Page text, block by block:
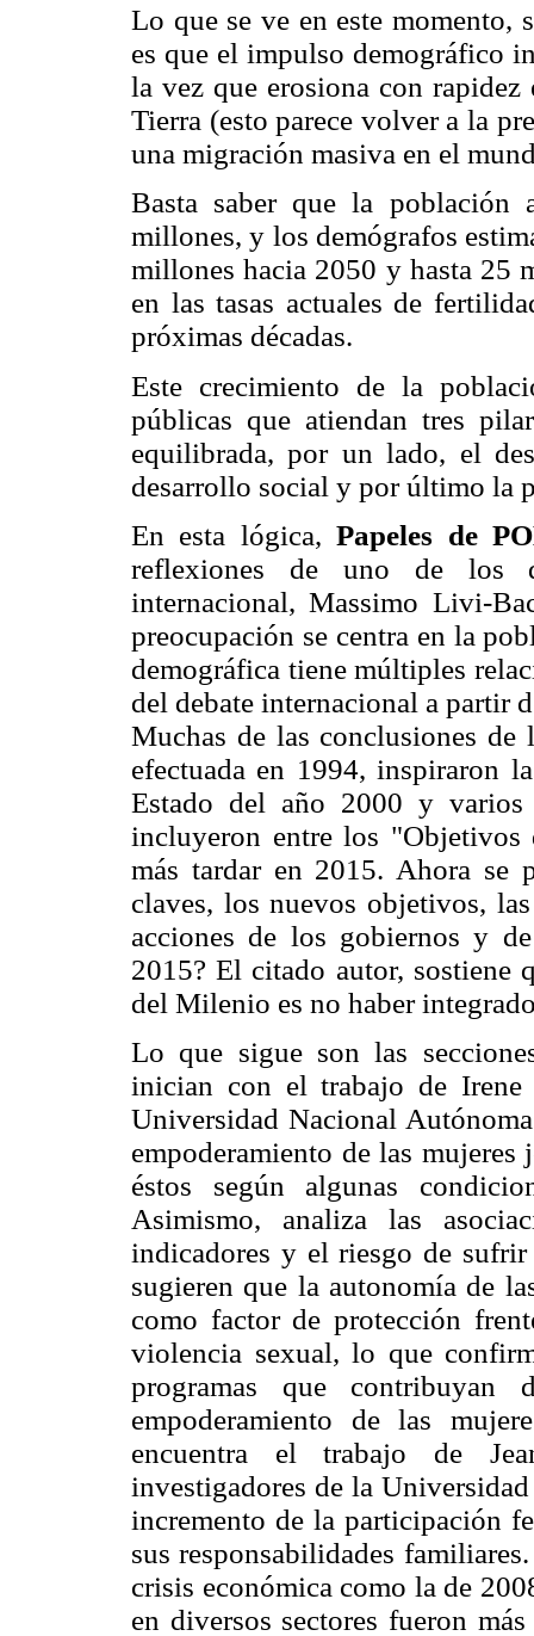
Lo que se ve en este momento,
es que el impulso demográfico
la vez que erosiona con
Tierra (esto parece volver a la
una migración masiva en el
Basta saber que la
millones, y los demógrafos
millones hacia 2050 y hasta 25
en las tasas actuales de
próximas décadas.
Este crecimiento de la
públicas que atiendan tres
equilibrada, por un lado, el
desarrollo social y por último la
En esta lógica,Papeles de
reflexiones de uno de los
internacional, Massimo Livi-
preocupación se centra en la
demográfica tiene múltiples
del debate internacional a partir
Muchas de las conclusiones
efectuada en 1994, inspiraron
Estado del año 2000 y varios
incluyeron entre los
más tardar en 2015. Ahora se
claves, los nuevos objetivos,
acciones de los gobiernos y
2015? El citado autor, sostiene
del Milenio es no haber
Lo que sigue son las
inician con el trabajo de Irene
Universidad Nacional
empoderamiento de las
éstos según algunas
Asimismo, analiza las
indicadores y el riesgo de
sugieren que la autonomía de
como factor de protección
violencia sexual, lo que
programas que contribuyan
empoderamiento de las
encuentra el trabajo de
investigadores de la
incremento de la participación
sus responsabilidades
crisis económica como la de
en diversos sectores fueron